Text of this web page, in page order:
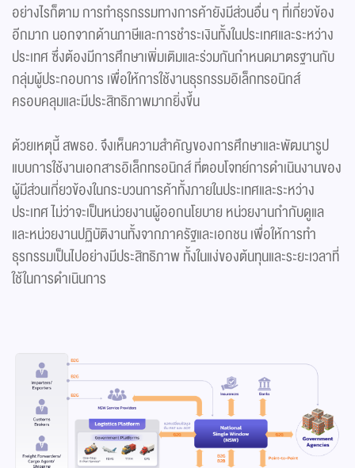
อย่างไรก็ตาม การทำธุรกรรมทางการค้ายังมีส่วนอื่น ๆ ที่เกี่ยวข้อง
อีกมาก นอกจากด้านภาษีและการชำระเงินทั้งในประเทศและระหว่าง
ประเทศ ซึ่งต้องมีการศึกษาเพิ่มเติมและร่วมกันกำหนดมาตรฐานกับ
กลุ่มผู้ประกอบการ เพื่อให้การใช้งานธุรกรรมอิเล็กทรอนิกส์
ครอบคลุมและมีประสิทธิภาพมากยิ่งขึ้น
ด้วยเหตุนี้ สพธอ. จึงเห็นความสำคัญของการศึกษาและพัฒนารูป
แบบการใช้งานเอกสารอิเล็กทรอนิกส์ ที่ตอบโจทย์การดำเนินงานของ
ผู้มีส่วนเกี่ยวข้องในกระบวนการค้าทั้งภายในประเทศและระหว่าง
ประเทศ ไม่ว่าจะเป็นหน่วยงานผู้ออกนโยบาย หน่วยงานกำกับดูแล
และหน่วยงานปฏิบัติงานทั้งจากภาครัฐและเอกชน เพื่อให้การทำ
ธุรกรรมเป็นไปอย่างมีประสิทธิภาพ ทั้งในแง่ของต้นทุนและระยะเวลาที่
ใช้ในการดำเนินการ